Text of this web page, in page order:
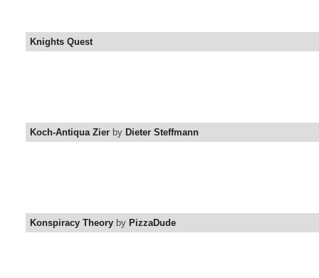
Knights Quest
Koch-Antiqua Zier by Dieter Steffmann
Konspiracy Theory by PizzaDude